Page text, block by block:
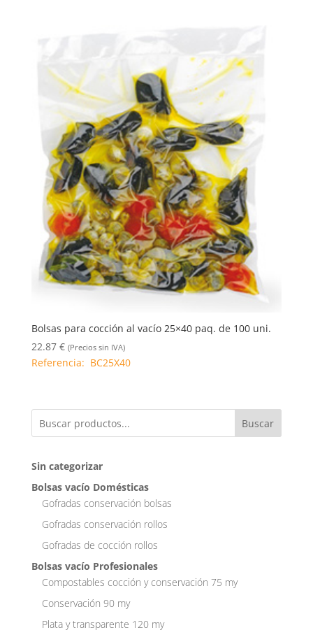
Bolsas para cocción al vacío 25×40 paq. de 100 uni.
22.87 € (Precios sin IVA)
Referencia: BC25X40
Buscar
Sin categorizar
Bolsas vacío Domésticas
Gofradas conservación bolsas
Gofradas conservación rollos
Gofradas de cocción rollos
Bolsas vacío Profesionales
Compostables cocción y conservación 75 my
Conservación 90 my
Plata y transparente 120 my